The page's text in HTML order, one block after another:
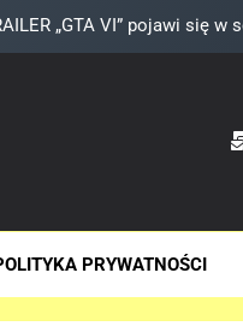
„GTA VI” pojawi się w
kostium Thora w
NIE zapomniał, że Peter
ważny wątek w
„GTA VI” pojawi się w
PRYWATNOŚCI